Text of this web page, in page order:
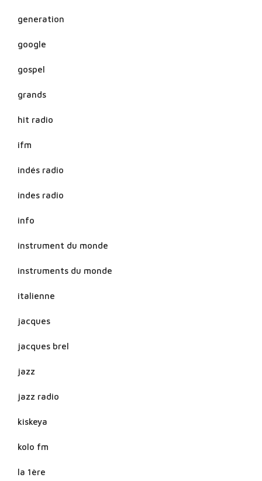
generation
google
gospel
grands
hit radio
ifm
indés radio
indes radio
info
instrument du monde
instruments du monde
italienne
jacques
jacques brel
jazz
jazz radio
kiskeya
kolo fm
la 1ère